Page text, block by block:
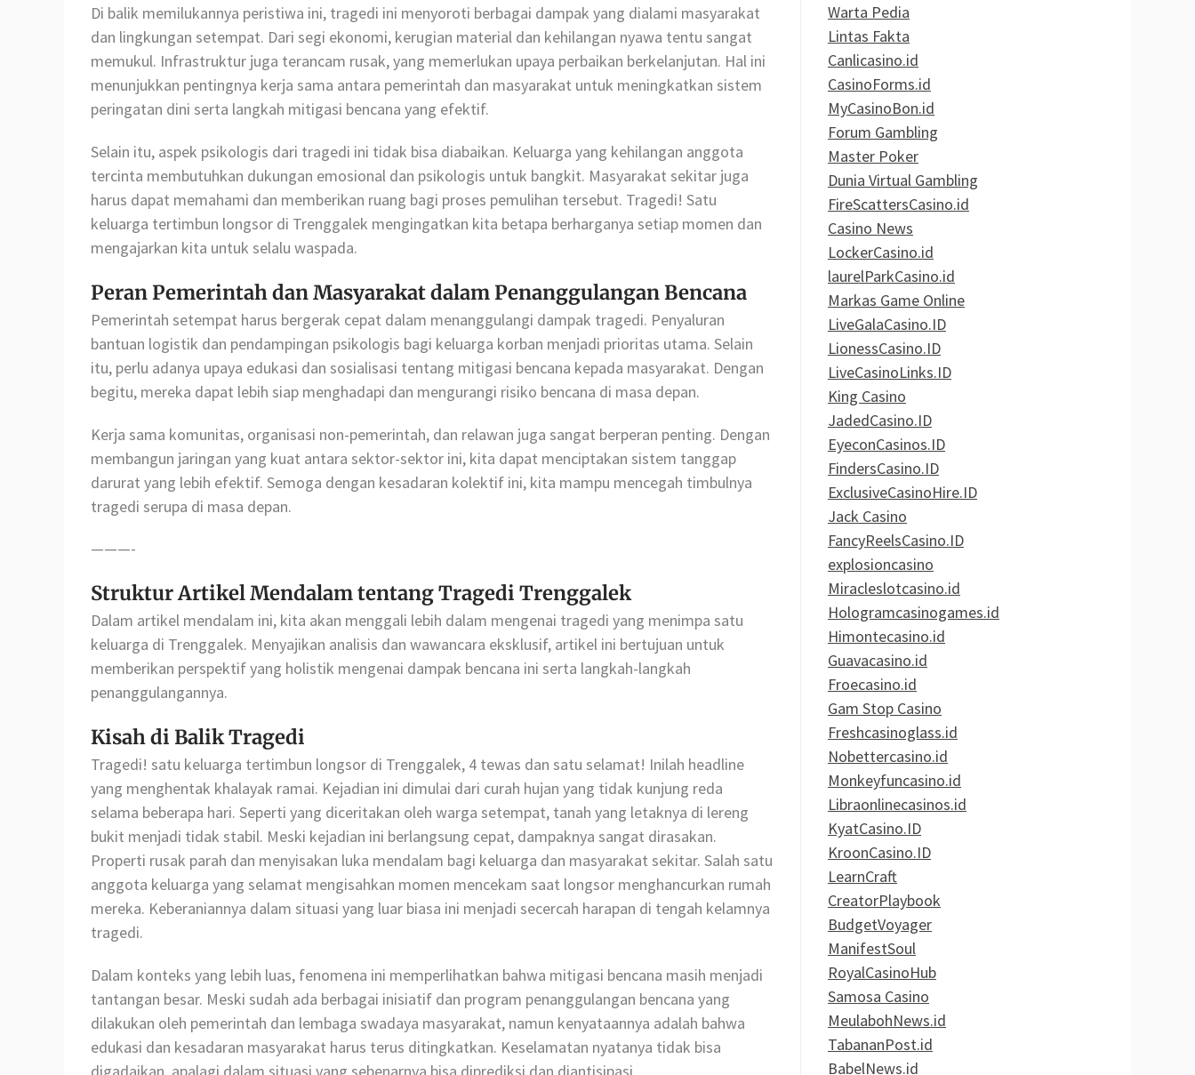
Di balik memilukannya peristiwa ini, tragedi ini menyoroti berbagai dampak yang dialami masyarakat
dan lingkungan setempat. Dari segi ekonomi, kerugian material dan kehilangan nyawa tentu sangat
memukul. Infrastruktur juga terancam rusak, yang memerlukan upaya perbaikan berkelanjutan. Hal ini
menunjukkan pentingnya kerja sama antara pemerintah dan masyarakat untuk meningkatkan sistem
peringatan dini serta langkah mitigasi bencana yang efektif.
Selain itu, aspek psikologis dari tragedi ini tidak bisa diabaikan. Keluarga yang kehilangan anggota
tercinta membutuhkan dukungan emosional dan psikologis untuk bangkit. Masyarakat sekitar juga
harus dapat memahami dan memberikan ruang bagi proses pemulihan tersebut. Tragedi! Satu
keluarga tertimbun longsor di Trenggalek mengingatkan kita betapa berharganya setiap momen dan
mengajarkan kita untuk selalu waspada.
Peran Pemerintah dan Masyarakat dalam Penanggulangan Bencana
Pemerintah setempat harus bergerak cepat dalam menanggulangi dampak tragedi. Penyaluran
bantuan logistik dan pendampingan psikologis bagi keluarga korban menjadi prioritas utama. Selain
itu, perlu adanya upaya edukasi dan sosialisasi tentang mitigasi bencana kepada masyarakat. Dengan
begitu, mereka dapat lebih siap menghadapi dan mengurangi risiko bencana di masa depan.
Kerja sama komunitas, organisasi non-pemerintah, dan relawan juga sangat berperan penting. Dengan
membangun jaringan yang kuat antara sektor-sektor ini, kita dapat menciptakan sistem tanggap
darurat yang lebih efektif. Semoga dengan kesadaran kolektif ini, kita mampu mencegah timbulnya
tragedi serupa di masa depan.
———-
Struktur Artikel Mendalam tentang Tragedi Trenggalek
Dalam artikel mendalam ini, kita akan menggali lebih dalam mengenai tragedi yang menimpa satu
keluarga di Trenggalek. Menyajikan analisis dan wawancara eksklusif, artikel ini bertujuan untuk
memberikan perspektif yang holistik mengenai dampak bencana ini serta langkah-langkah
penanggulangannya.
Kisah di Balik Tragedi
Tragedi! satu keluarga tertimbun longsor di Trenggalek, 4 tewas dan satu selamat! Inilah headline
yang menghentak khalayak ramai. Kejadian ini dimulai dari curah hujan yang tidak kunjung reda
selama beberapa hari. Seperti yang diceritakan oleh warga setempat, tanah yang letaknya di lereng
bukit menjadi tidak stabil. Meski kejadian ini berlangsung cepat, dampaknya sangat dirasakan.
Properti rusak parah dan menyisakan luka mendalam bagi keluarga dan masyarakat sekitar. Salah satu
anggota keluarga yang selamat mengisahkan momen mencekam saat longsor menghancurkan rumah
mereka. Keberaniannya dalam situasi yang luar biasa ini menjadi secercah harapan di tengah kelamnya
tragedi.
Dalam konteks yang lebih luas, fenomena ini memperlihatkan bahwa mitigasi bencana masih menjadi
tantangan besar. Meski sudah ada berbagai inisiatif dan program penanggulangan bencana yang
dilakukan oleh pemerintah dan lembaga swadaya masyarakat, namun kenyataannya adalah bahwa
edukasi dan kesadaran masyarakat harus terus ditingkatkan. Keselamatan nyatanya tidak bisa
digadaikan, apalagi dalam situasi yang sebenarnya bisa diprediksi dan diantisipasi.
Warta Pedia
Lintas Fakta
Canlicasino.id
CasinoForms.id
MyCasinoBon.id
Forum Gambling
Master Poker
Dunia Virtual Gambling
FireScattersCasino.id
Casino News
LockerCasino.id
laurelParkCasino.id
Markas Game Online
LiveGalaCasino.ID
LionessCasino.ID
LiveCasinoLinks.ID
King Casino
JadedCasino.ID
EyeconCasinos.ID
FindersCasino.ID
ExclusiveCasinoHire.ID
Jack Casino
FancyReelsCasino.ID
explosioncasino
Miracleslotcasino.id
Hologramcasinogames.id
Himontecasino.id
Guavacasino.id
Froecasino.id
Gam Stop Casino
Freshcasinoglass.id
Nobettercasino.id
Monkeyfuncasino.id
Libraonlinecasinos.id
KyatCasino.ID
KroonCasino.ID
LearnCraft
CreatorPlaybook
BudgetVoyager
ManifestSoul
RoyalCasinoHub
Samosa Casino
MeulabohNews.id
TabananPost.id
BabelNews.id